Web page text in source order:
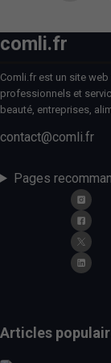
comli.fr
Comli.fr est un site
professionnels et
beauté, entreprises,
contact@comli.fr
Pages
Articles